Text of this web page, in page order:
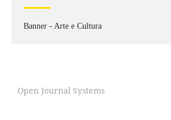
Banner - Arte e Cultura
Open Journal Systems